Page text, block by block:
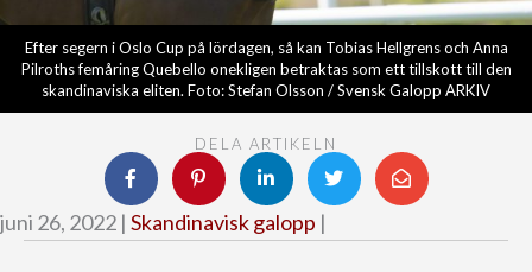
Efter segern i Oslo Cup på lördagen, så kan Tobias Hellgrens och Anna
Pilroths femåring Quebello onekligen betraktas som ett tillskott till den
skandinaviska eliten. Foto: Stefan Olsson / Svensk Galopp ARKIV
DELA ARTIKELN
juni 26, 2022 | Skandinavisk galopp |